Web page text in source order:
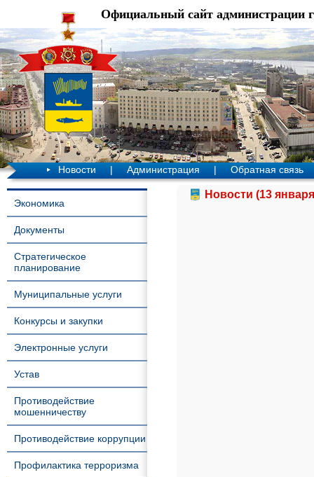
Официальный сайт администрации
Новости | Администрация | Обратная связь
Экономика
Документы
Стратегическое
планирование
Муниципальные услуги
Конкурсы и закупки
Электронные услуги
Устав
Противодействие
мошенничеству
Противодействие коррупции
Профилактика терроризма
Новости (13